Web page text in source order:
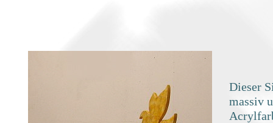
Dieser
massiv